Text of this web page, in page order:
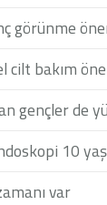
görünme
cilt bakım
gençler de
10
var